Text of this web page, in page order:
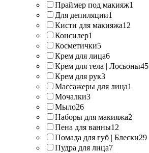
Праймер под макияж1
Для депиляции1
Кисти для макияжа12
Консилер1
Косметички5
Крем для лица6
Крем для тела | Лосьоны45
Крем для рук3
Массажеры для лица1
Мочалки3
Мыло26
Наборы для макияжа2
Пена для ванны12
Помада для губ | Блески29
Пудра для лица7